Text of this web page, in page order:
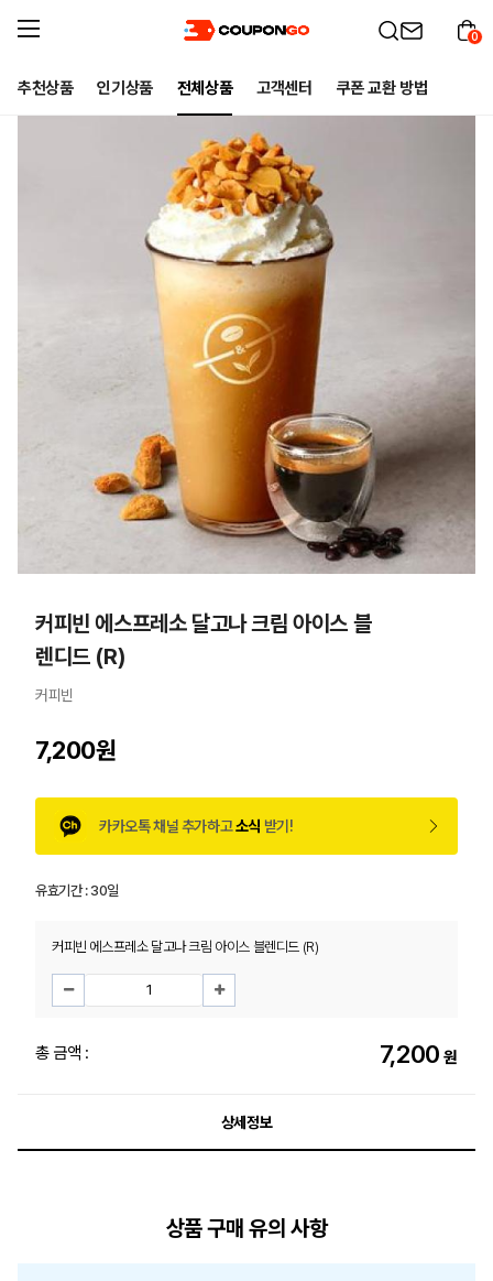
추천상품 인기상품 전체상품 고객센터 쿠폰 교환 방법
0
커피빈 에스프레소 달고나 크림 아이스 블
렌디드 (R)
커피빈
7,200원
카카오톡 채널 추가하고소식 받기!
유효기간 :30일
커피빈 에스프레소 달고나 크림 아이스 블렌디드 (R)
총 금액 : 7,200 원
상세정보
상품 구매 유의 사항